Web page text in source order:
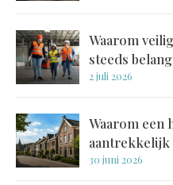
Waarom
steeds
2 juli 2026
Waarom een
aantrekkelijk
30 juni 2026